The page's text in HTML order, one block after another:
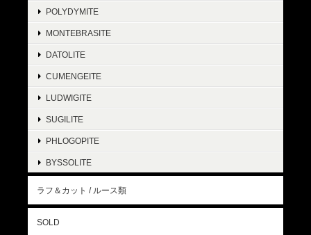
POLYDYMITE
MONTEBRASITE
DATOLITE
CUMENGEITE
LUDWIGITE
SUGILITE
PHLOGOPITE
BYSSOLITE
ラフ＆カット / ルース類
SOLD